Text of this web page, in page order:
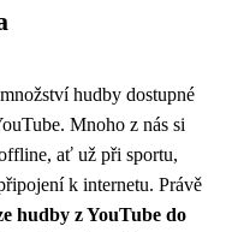
hudby dostupné
Mnoho z nás si
ať už při sportu,
k internetu. Právě
hudby z YouTube do